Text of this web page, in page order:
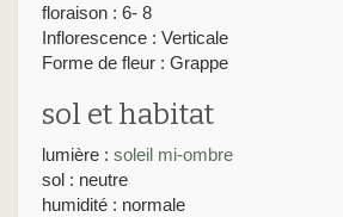
floraison : 6- 8
Inflorescence : Verticale
Forme de fleur : Grappe
sol et habitat
lumière : soleil mi-ombre
sol : neutre
humidité : normale